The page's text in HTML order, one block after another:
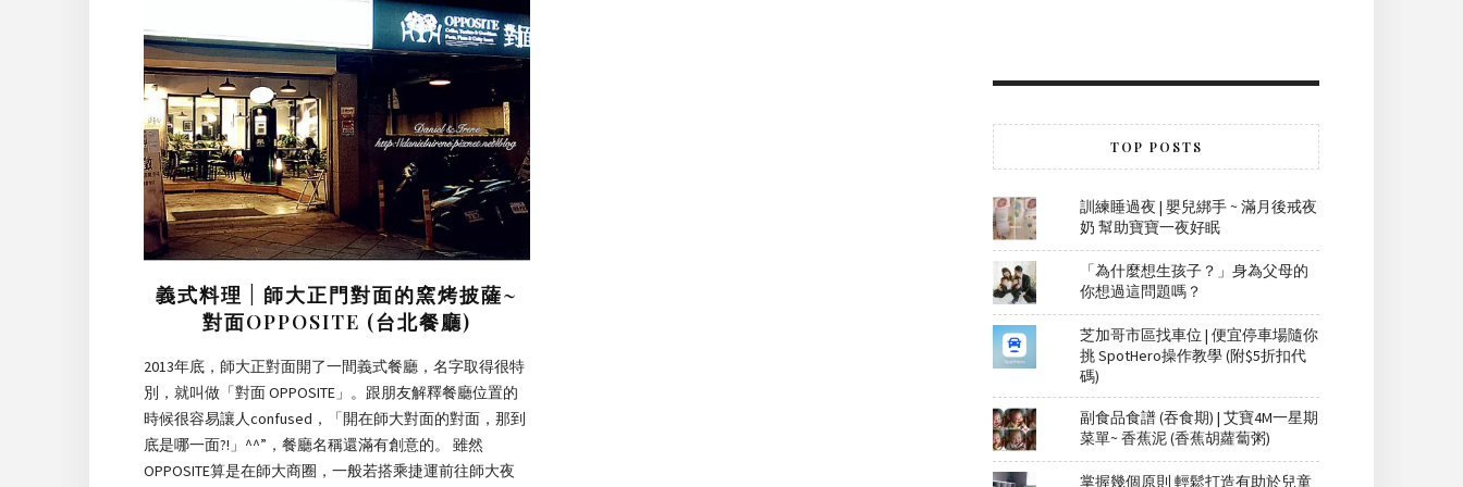
義式料理 | 師大正門對面的窯烤披薩~
對面OPPOSITE (台北餐廳)
2013年底，師大正對面開了一間義式餐廳，名字取得很特
別，就叫做「對面 OPPOSITE」。跟朋友解釋餐廳位置的
時候很容易讓人confused，「開在師大對面的對面，那到
底是哪一面?!」^^”，餐廳名稱還滿有創意的。 雖然
OPPOSITE算是在師大商圈，一般若搭乘捷運前往師大夜
TOP POSTS
訓練睡過夜 | 嬰兒綁手 ~ 滿月後戒夜
奶 幫助寶寶一夜好眠
「為什麼想生孩子？」身為父母的
你想過這問題嗎？
芝加哥市區找車位 | 便宜停車場隨你
挑 SpotHero操作教學 (附$5折扣代
碼)
副食品食譜 (吞食期) | 艾寶4M一星期
菜單~ 香蕉泥 (香蕉胡蘿蔔粥)
掌握幾個原則 輕鬆打造有助於兒童